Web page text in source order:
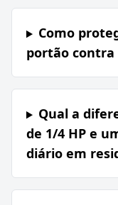
Como
portão contra
Qual a
de 1/4 HP e
diário em